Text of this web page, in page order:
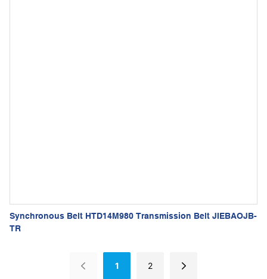
Synchronous Belt HTD14M980 Transmission Belt JIEBAOJB-
TR
1 2